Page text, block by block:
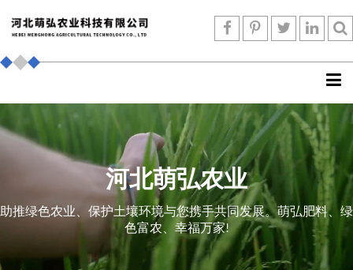
河北萌弘农业
助推绿色农业、保护土壤环境与您携手共同发展。萌弘肥料、绿
色富农、幸福万家!